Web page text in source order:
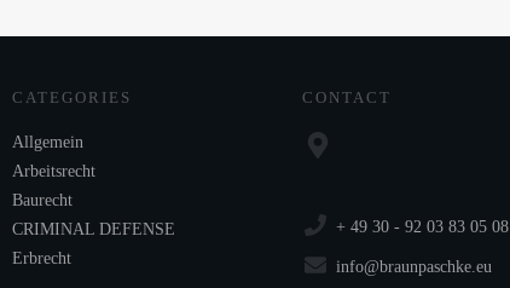
CATEGORIES
Allgemein
Arbeitsrecht
Baurecht
CRIMINAL DEFENSE
Erbrecht
CONTACT
+ 49 30 - 92 03 83 05 08
info@braunpaschke.eu